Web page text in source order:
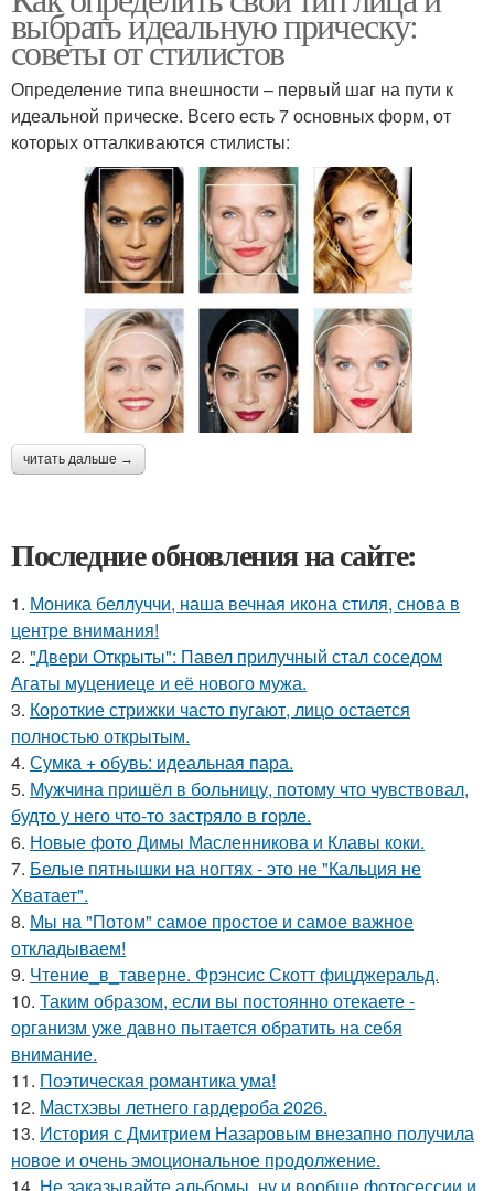
выбрать идеальную прическу:
советы от стилистов
Определение типа внешности – первый шаг на пути к
идеальной прическе. Всего есть 7 основных форм, от
которых отталкиваются стилисты:
читать дальше →
Последние обновления на сайте:
1. Моника беллуччи, наша вечная икона стиля, снова в
центре внимания!
2. "Двери Открыты": Павел прилучный стал соседом
Агаты муцениеце и её нового мужа.
3. Короткие стрижки часто пугают, лицо остается
полностью открытым.
4. Сумка + обувь: идеальная пара.
5. Мужчина пришёл в больницу, потому что чувствовал,
будто у него что-то застряло в горле.
6. Новые фото Димы Масленникова и Клавы коки.
7. Белые пятнышки на ногтях - это не "Кальция не
Хватает".
8. Мы на "Потом" самое простое и самое важное
откладываем!
9. Чтение_в_таверне. Фрэнсис Скотт фицджеральд.
10. Таким образом, если вы постоянно отекаете -
организм уже давно пытается обратить на себя
внимание.
11. Поэтическая романтика ума!
12. Мастхэвы летнего гардероба 2026.
13. История с Дмитрием Назаровым внезапно получила
новое и очень эмоциональное продолжение.
14. Не заказывайте альбомы, ну и вообще фотосессии и